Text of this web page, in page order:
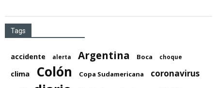
Tags
accidente alerta Argentina Boca choque
clima Colón Copa Sudamericana coronavirus